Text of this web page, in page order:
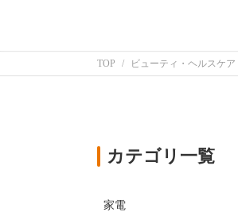
TOP ビューティ・ヘルスケア
カテゴリ一覧
家電